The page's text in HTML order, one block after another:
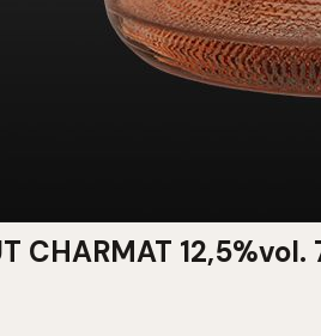
CHARMAT 12,5%vol.